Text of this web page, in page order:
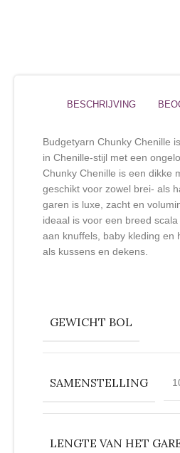
BESCHRIJVING
Budgetyarn Chunky Chenille
in Chenille-stijl met een
Chunky Chenille is een dikke
geschikt voor zowel brei- als
garen is luxe, zacht en
ideaal is voor een breed
aan knuffels, baby kleding en
als kussens en dekens.
GEWICHT BOL
SAMENSTELLING
LENGTE VAN HET